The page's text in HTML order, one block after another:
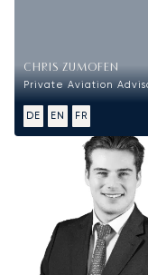
CHRIS ZUMOFEN
Private Aviation
DE EN FR